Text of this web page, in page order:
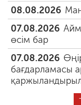
08.08.2026
07.08.2026
өсім бар
07.08.2026
бағдарламасы